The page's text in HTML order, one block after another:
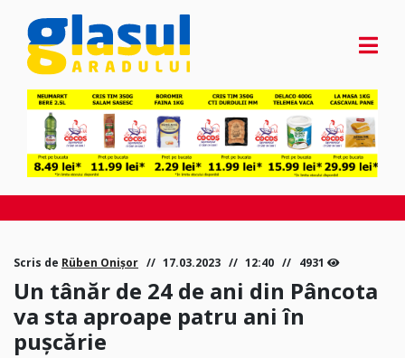
Scris de Rüben Onișor 17.03.2023 12:40 4931
Un tânăr de 24 de ani din Pâncota
va sta aproape patru ani în
pușcărie